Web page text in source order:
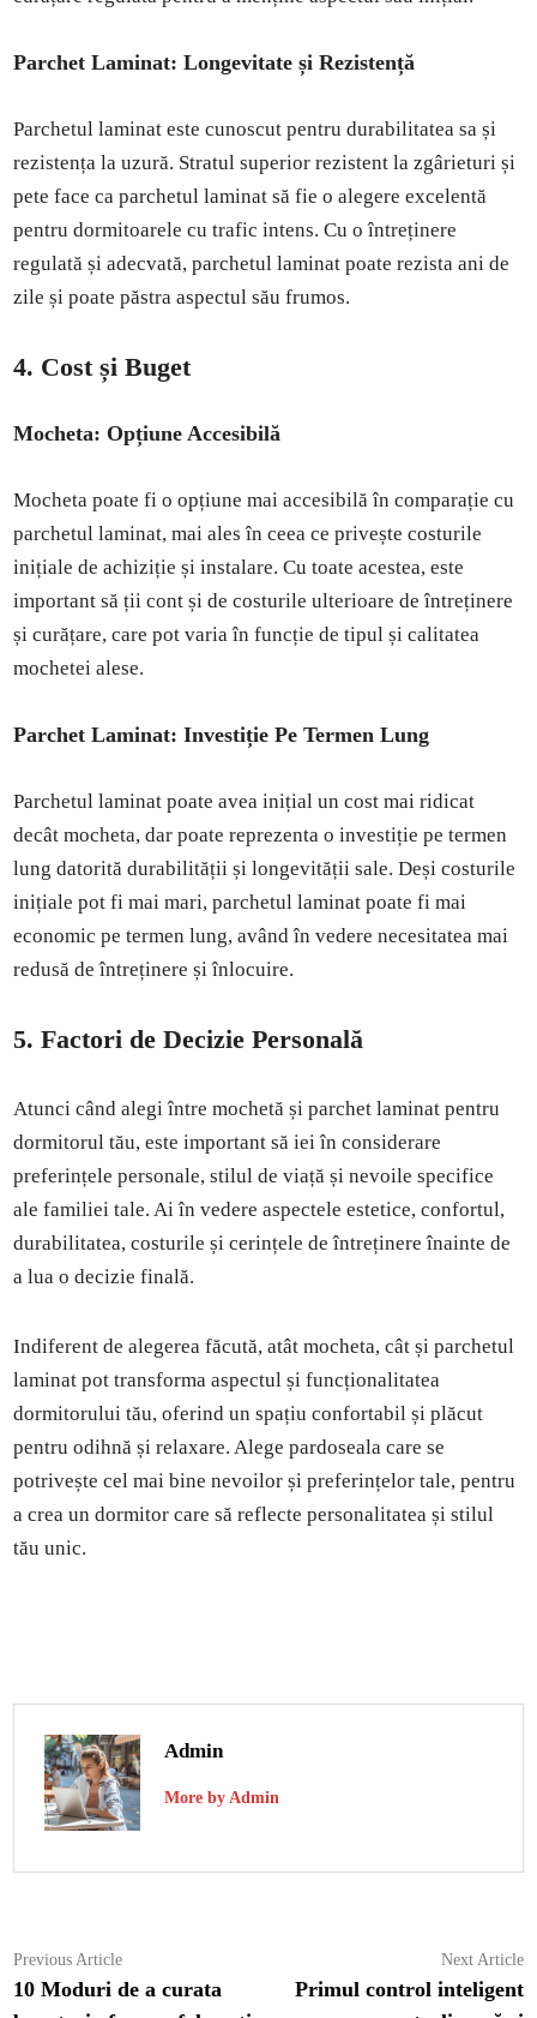
Parchet Laminat: Longevitate și Rezistență
Parchetul laminat este cunoscut pentru durabilitatea sa și
rezistența la uzură. Stratul superior rezistent la zgârieturi și
pete face ca parchetul laminat să fie o alegere excelentă
pentru dormitoarele cu trafic intens. Cu o întreținere
regulată și adecvată, parchetul laminat poate rezista ani de
zile și poate păstra aspectul său frumos.
4. Cost și Buget
Mocheta: Opțiune Accesibilă
Mocheta poate fi o opțiune mai accesibilă în comparație cu
parchetul laminat, mai ales în ceea ce privește costurile
inițiale de achiziție și instalare. Cu toate acestea, este
important să ții cont și de costurile ulterioare de întreținere
și curățare, care pot varia în funcție de tipul și calitatea
mochetei alese.
Parchet Laminat: Investiție Pe Termen Lung
Parchetul laminat poate avea inițial un cost mai ridicat
decât mocheta, dar poate reprezenta o investiție pe termen
lung datorită durabilității și longevității sale. Deși costurile
inițiale pot fi mai mari, parchetul laminat poate fi mai
economic pe termen lung, având în vedere necesitatea mai
redusă de întreținere și înlocuire.
5. Factori de Decizie Personală
Atunci când alegi între mochetă și parchet laminat pentru
dormitorul tău, este important să iei în considerare
preferințele personale, stilul de viață și nevoile specifice
ale familiei tale. Ai în vedere aspectele estetice, confortul,
durabilitatea, costurile și cerințele de întreținere înainte de
a lua o decizie finală.
Indiferent de alegerea făcută, atât mocheta, cât și parchetul
laminat pot transforma aspectul și funcționalitatea
dormitorului tău, oferind un spațiu confortabil și plăcut
pentru odihnă și relaxare. Alege pardoseala care se
potrivește cel mai bine nevoilor și preferințelor tale, pentru
a crea un dormitor care să reflecte personalitatea și stilul
tău unic.
Admin
More by Admin
Navigare
în
Previous ArticlePrevious
article:
10 Moduri de a curata
Next Article
Primul control inteligent